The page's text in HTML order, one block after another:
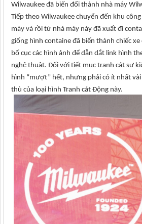
Wilwaukee đã biến đổi thành nhà máy
Tiếp theo Wilwaukee chuyển đến khu
máy và rồi từ nhà máy này đã xuất đi
giống hình containe đã biến thành chiếc
bố cục các hình ảnh để dẫn dắt link hình
nghệ thuật. Đối với tiết mục tranh cát sự
hình “mượt” hết, nhưng phải có ít nhất
thù của loại hình Tranh cát Động này.